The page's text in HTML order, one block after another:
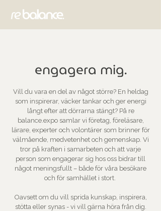
engagera mig.
Vill du vara en del av något större? En heldag
som inspirerar, väcker tankar och ger energi
långt efter att dörrarna stängt? På re
balance.expo samlar vi företag, föreläsare,
lärare, experter och volontärer som brinner för
välmående, medvetenhet och gemenskap. Vi
tror på kraften i samarbeten och att varje
person som engagerar sig hos oss bidrar till
något meningsfullt – både för våra besökare
och för samhället i stort.
Oavsett om du vill sprida kunskap, inspirera,
stötta eller synas - vi vill gärna höra från dig.